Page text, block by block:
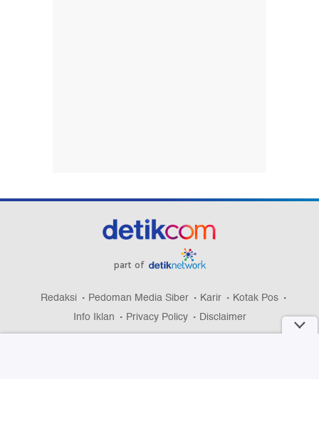
part of
Redaksi Pedoman Media Siber Karir
Kotak Pos
Info Iklan
Privacy Policy Disclaimer